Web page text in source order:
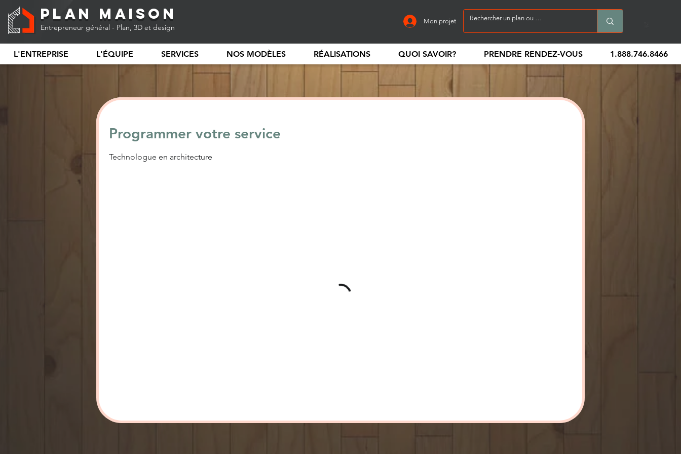
Plan Maison
Entrepreneur général - Plan, 3D et design
Mon projet
L'ENTREPRISE L'ÉQUIPE SERVICES NOS MODÈLES RÉALISATIONS QUOI SAVOIR? PRENDRE RENDEZ-VOUS 1.888.746.8466
Programmer votre service
Technologue en architecture